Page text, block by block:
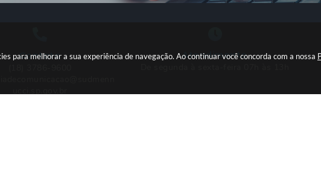
para melhorar a sua experiência de navegação. Ao continuar você concorda com a nossa
Contato Atendimento